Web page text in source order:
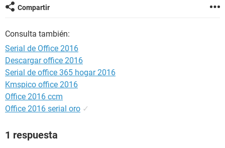
Compartir
Consulta también:
Serial de Office 2016
Descargar office 2016
Serial de office 365 hogar 2016
Kmspico office 2016
Office 2016 ccm
Office 2016 serial oro ✓
1 respuesta